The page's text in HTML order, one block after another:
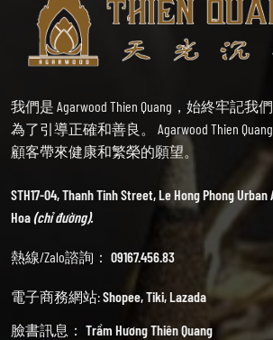
我們是 Agarwood Thien Quang，始終牢記
為了引導正確和善良。 Agarwood Thien
顧客帶來健康和繁榮的願望。
STH17-04, Thanh Tinh Street, Le Hong Phong Urban
Hoa(chỉ đường).
熱線/Zalo諮詢： 09167.456.83
電子商務網站:Shopee,Tiki,Lazada
臉書訊息： Trầm Hương Thiên Quang